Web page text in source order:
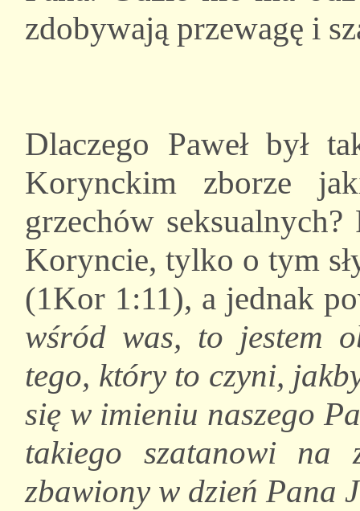
zdobywają przewagę i
Dlaczego Paweł był
Korynckim zborze
grzechów
Koryncie, tylko o tym
(1Kor 1:11), a jednak
wśród was, to jestem
tego, który to czyni,
się w imieniu naszego
takiego szatanowi na
zbawiony w dzień Pana